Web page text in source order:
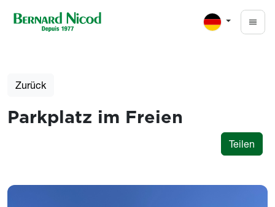
Zurück
Parkplatz im Freien
Teilen
Photos